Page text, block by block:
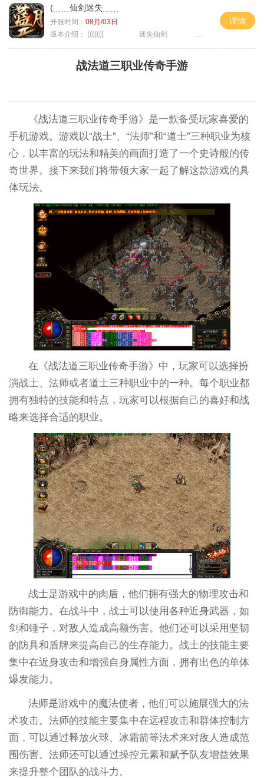
(﹍﹍仙剑迷失﹍﹍
开服时间： 08月/03日
版本介绍： ((((((( 迷失仙剑 )))))
详情
战法道三职业传奇手游
《战法道三职业传奇手游》是一款备受玩家喜爱的
手机游戏。游戏以“战士”、“法师”和“道士”三种职业为核
心，以丰富的玩法和精美的画面打造了一个史诗般的传
奇世界。接下来我们将带领大家一起了解这款游戏的具
体玩法。
在《战法道三职业传奇手游》中，玩家可以选择扮
演战士、法师或者道士三种职业中的一种。每个职业都
拥有独特的技能和特点，玩家可以根据自己的喜好和战
略来选择合适的职业。
战士是游戏中的肉盾，他们拥有强大的物理攻击和
防御能力。在战斗中，战士可以使用各种近身武器，如
剑和锤子，对敌人造成高额伤害。他们还可以采用坚韧
的防具和盾牌来提高自己的生存能力。战士的技能主要
集中在近身攻击和增强自身属性方面，拥有出色的单体
爆发能力。
法师是游戏中的魔法使者，他们可以施展强大的法
术攻击。法师的技能主要集中在远程攻击和群体控制方
面，可以通过释放火球、冰霜箭等法术来对敌人造成范
围伤害。法师还可以通过操控元素和赋予队友增益效果
来提升整个团队的战斗力。